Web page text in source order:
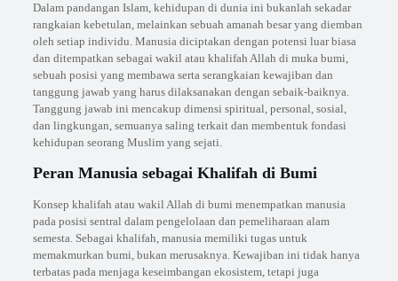
Dalam pandangan Islam, kehidupan di dunia ini bukanlah sekadar
rangkaian kebetulan, melainkan sebuah amanah besar yang diemban
oleh setiap individu. Manusia diciptakan dengan potensi luar biasa
dan ditempatkan sebagai wakil atau khalifah Allah di muka bumi,
sebuah posisi yang membawa serta serangkaian kewajiban dan
tanggung jawab yang harus dilaksanakan dengan sebaik-baiknya.
Tanggung jawab ini mencakup dimensi spiritual, personal, sosial,
dan lingkungan, semuanya saling terkait dan membentuk fondasi
kehidupan seorang Muslim yang sejati.
Peran Manusia sebagai Khalifah di Bumi
Konsep khalifah atau wakil Allah di bumi menempatkan manusia
pada posisi sentral dalam pengelolaan dan pemeliharaan alam
semesta. Sebagai khalifah, manusia memiliki tugas untuk
memakmurkan bumi, bukan merusaknya. Kewajiban ini tidak hanya
terbatas pada menjaga keseimbangan ekosistem, tetapi juga